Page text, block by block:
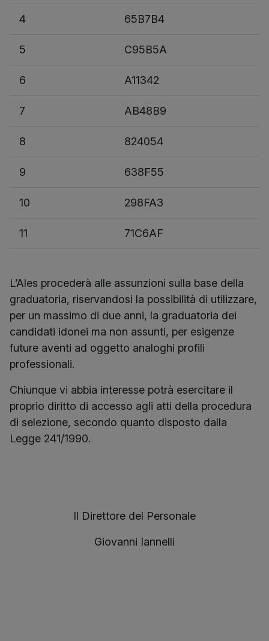
4 65B7B4
5 C95B5A
6 A11342
7 AB48B9
8 824054
9 638F55
10 298FA3
11 71C6AF
L’Ales procederà alle assunzioni sulla base della
graduatoria, riservandosi la possibilità di utilizzare,
per un massimo di due anni, la graduatoria dei
candidati idonei ma non assunti, per esigenze
future aventi ad oggetto analoghi profili
professionali.
Chiunque vi abbia interesse potrà esercitare il
proprio diritto di accesso agli atti della procedura
di selezione, secondo quanto disposto dalla
Legge 241/1990.
Il Direttore del Personale
Giovanni Iannelli